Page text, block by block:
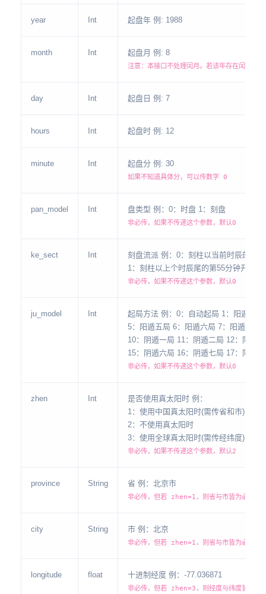
year Int 起盘年 例: 1988
month Int 起盘月 例: 8
注意：本接口不处理闰月。若该年存在闰月，
day Int 起盘日 例: 7
hours Int 起盘时 例: 12
minute Int 起盘分 例: 30
如果不知道具体分，可以传数字 0
pan_model Int 盘类型 例：0：时盘 1：刻盘
非必传，如果不传递这个参数，默认0
ke_sect Int
刻盘流派 例：0：刻柱以当前时辰的第0
1：刻柱以上个时辰尾的第55分钟开
非必传，如果不传递这个参数，默认0
ju_model Int
起局方法 例：0：自动起局 1：阳遁一
5：阳遁五局 6：阳遁六局 7：阳遁七
10：阴遁一局 11：阴遁二局 12：阴遁
15：阴遁六局 16：阴遁七局 17：阴遁
非必传，如果不传递这个参数，默认0
zhen Int
是否使用真太阳时 例：
1：使用中国真太阳时(需传省和市)
2：不使用真太阳时
3：使用全球真太阳时(需传经纬度)
非必传，如果不传递这个参数，默认2
province String 省 例：北京市
非必传，但若 zhen=1，则省与市皆为必传参
city String 市 例：北京
非必传，但若 zhen=1，则省与市皆为必传参
longitude float 十进制经度 例：-77.036871
非必传，但若 zhen=3，则经度与纬度皆为必